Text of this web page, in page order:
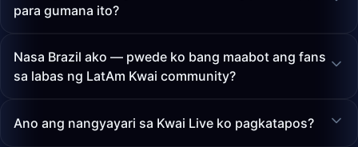
para gumana ito?
Nasa Brazil ako — pwede ko bang maabot ang fans
sa labas ng LatAm Kwai community?
Ano ang nangyayari sa Kwai Live ko pagkatapos?